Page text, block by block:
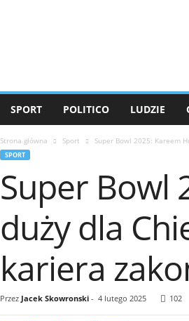
SPORT POLITICO LUDZIE
Strona główna Sport Super Bowl 2025: Kareem
SPORT
Super Bowl
duży dla
kariera
Przez Jacek Skowronski- 4 lutego 2025 102